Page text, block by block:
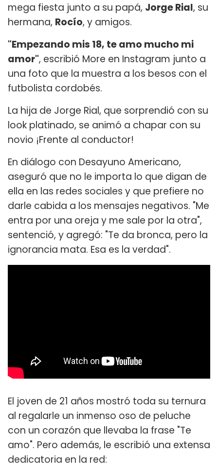
mega fiesta junto a su papá, Jorge Rial, su
hermana, Rocío, y amigos.
"Empezando mis 18, te amo mucho mi
amor", escribió More en Instagram junto a
una foto que la muestra a los besos con el
futbolista cordobés.
La hija de Jorge Rial, que sorprendió con su
look platinado, se animó a chapar con su
novio ¡Frente al conductor!
En diálogo con Desayuno Americano,
aseguró que no le importa lo que digan de
ella en las redes sociales y que prefiere no
darle cabida a los mensajes negativos. "Me
entra por una oreja y me sale por la otra",
sentenció, y agregó: "Te da bronca, pero la
ignorancia mata. Esa es la verdad".
El joven de 21 años mostró toda su ternura
al regalarle un inmenso oso de peluche
con un corazón que llevaba la frase "Te
amo". Pero además, le escribió una extensa
dedicatoria en la red: